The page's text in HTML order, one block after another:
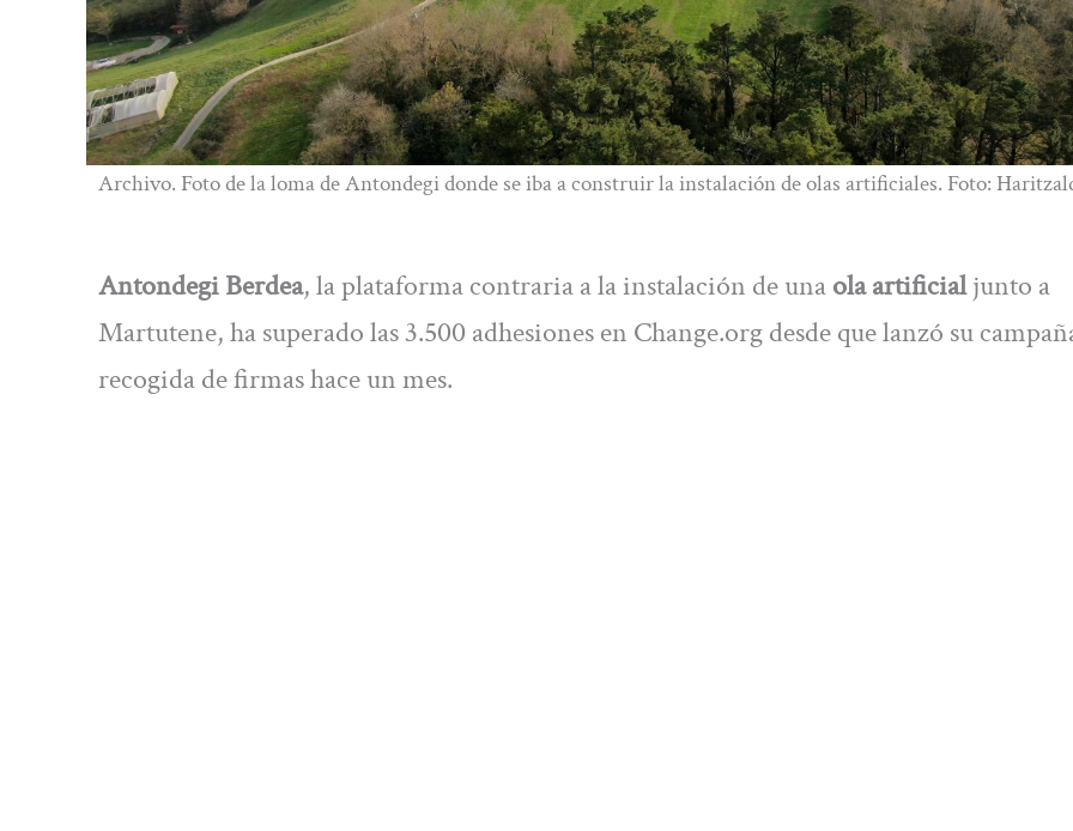
Archivo. Foto de la loma de Antondegi donde se iba a construir la instalación de olas artificiales. Foto:
Antondegi Berdea, la plataforma contraria a la instalación de unaola artificialjunto a
Martutene, ha superado las 3.500 adhesiones en Change.org desde que lanzó su
recogida de firmas hace un mes.